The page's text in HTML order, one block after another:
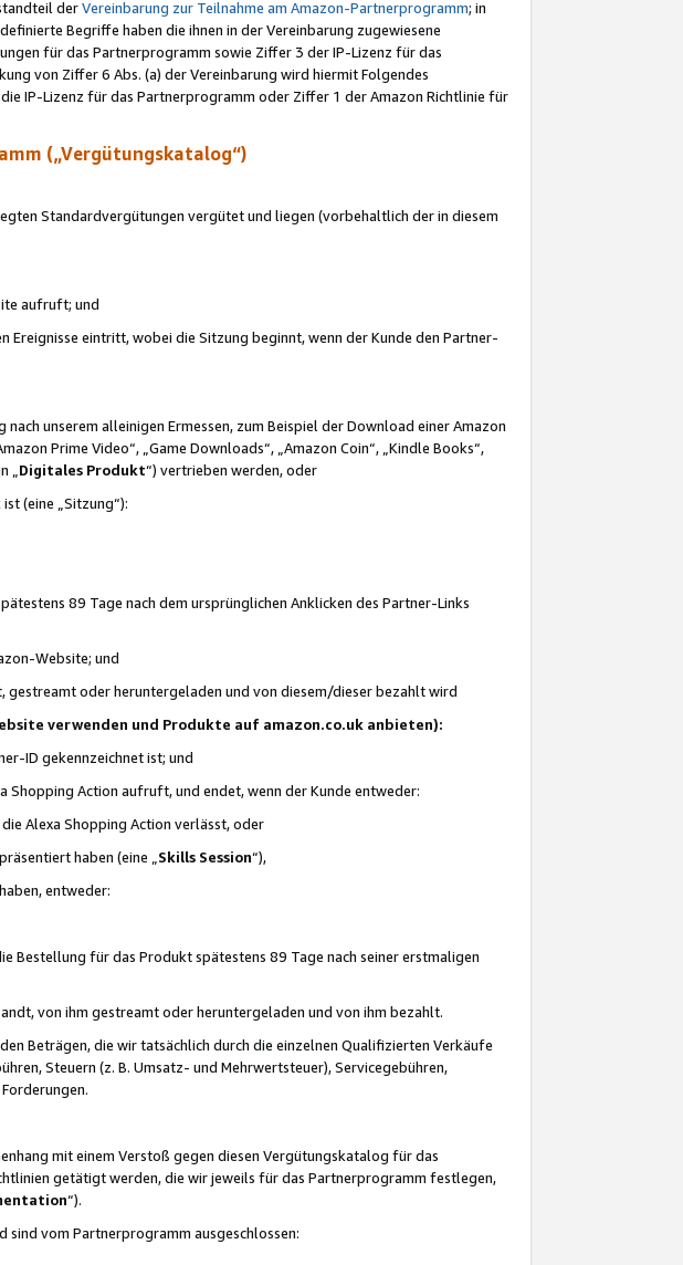
derVereinbarung zur Teilnahme am Amazon-Partnerprogramm; in
Begriffe haben die ihnen in der Vereinbarung zugewiesene
für das Partnerprogramm sowie Ziffer 3 der IP-Lizenz für das
von Ziffer 6 Abs. (a) der Vereinbarung wird hiermit Folgendes
IP-Lizenz für das Partnerprogramm oder Ziffer 1 der Amazon Richtlinie für
(„Vergütungskatalog“)
Standardvergütungen vergütet und liegen (vorbehaltlich der in diesem
aufruft; und
eintritt, wobei die Sitzung beginnt, wenn der Kunde den Partner-
unserem alleinigen Ermessen, zum Beispiel der Download einer Amazon
Prime Video“, „Game Downloads“, „Amazon Coin“, „Kindle Books“,
Digitales Produkt“) vertrieben werden, oder
(eine „Sitzung“):
89 Tage nach dem ursprünglichen Anklicken des Partner-Links
Website; und
oder heruntergeladen und von diesem/dieser bezahlt wird
verwenden und Produkte auf amazon.co.uk anbieten):
ID gekennzeichnet ist; und
Action aufruft, und endet, wenn der Kunde entweder:
Alexa Shopping Action verlässt, oder
haben (eine „ Skills Session“),
entweder:
Bestellung für das Produkt spätestens 89 Tage nach seiner erstmaligen
von ihm gestreamt oder heruntergeladen und von ihm bezahlt.
Beträgen, die wir tatsächlich durch die einzelnen Qualifizierten Verkäufe
Steuern (z. B. Umsatz- und Mehrwertsteuer), Servicegebühren,
mit einem Verstoß gegen diesen Vergütungskatalog für das
getätigt werden, die wir jeweils für das Partnerprogramm festlegen,
“).
vom Partnerprogramm ausgeschlossen: